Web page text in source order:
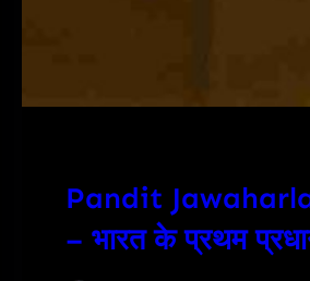
Pandit
– भारत के प्रथम